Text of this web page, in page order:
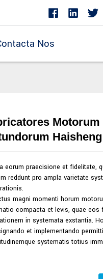
Nos
Loading...
Loading...
eorum praecisione et fidelitate,
reddunt pro ampla varietate
magni momenti horum
compacta et levis, quae eos
in systemata exstantia.
et implementando
systematis totius